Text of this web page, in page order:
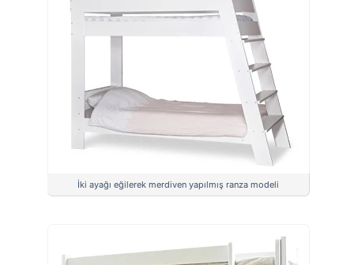
İki ayağı eğilerek merdiven yapılmış ranza modeli